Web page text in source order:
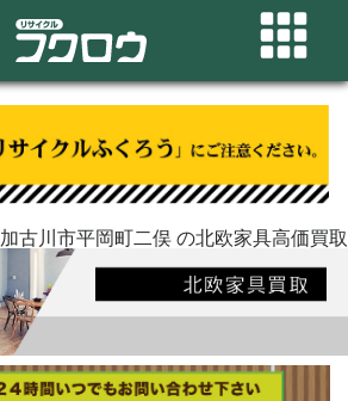
加古川市平岡町二俣 の北欧家具高価買取